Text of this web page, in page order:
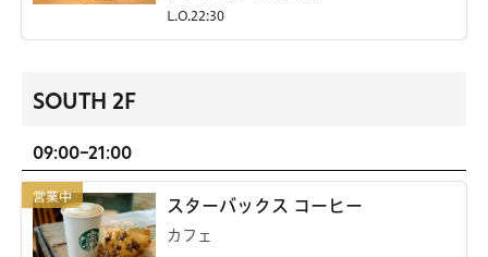
L.O.22:30
SOUTH 2F
09:00-21:00
スターバックス コーヒー
カフェ